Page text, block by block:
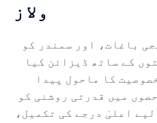
ولاز
باغات، اور سمندر کو
کے ساتھ ڈیزائن کیا
کا ماحول پیدا
میں قدرتی روشنی کو
اعلیٰ درجے کی تکمیل،